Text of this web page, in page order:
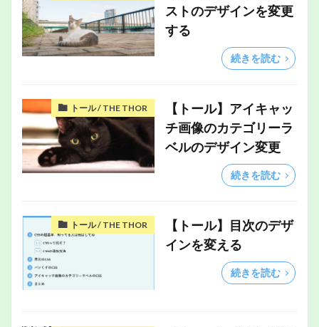
ストのデザインを変更
する
続きを読む
トール / THE THOR
【トール】アイキャッ
チ画像のカテゴリーラ
ベルのデザイン変更
続きを読む
トール / THE THOR
【トール】目次のデザ
インを変える
続きを読む